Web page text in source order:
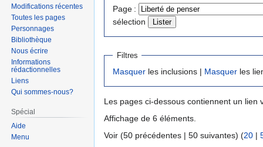
navigation
recherche
Page :
sélection
Filtres
Masquer les inclusions | Masquer les
Les pages ci-dessous contiennent un lien
Affichage de 6 éléments.
Voir (50 précédentes | 50 suivantes) (20 |
Modifications récentes
Toutes les pages
Personnages
Bibliothèque
Nous écrire
Informations
rédactionnelles
Liens
Qui sommes-nous?
Spécial
Aide
Menu